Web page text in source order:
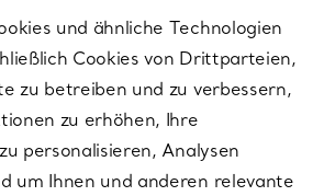
und ähnliche Technologien
Cookies von Drittparteien,
zu betreiben und zu verbessern,
zu erhöhen, Ihre
personalisieren, Analysen
um Ihnen und anderen relevante